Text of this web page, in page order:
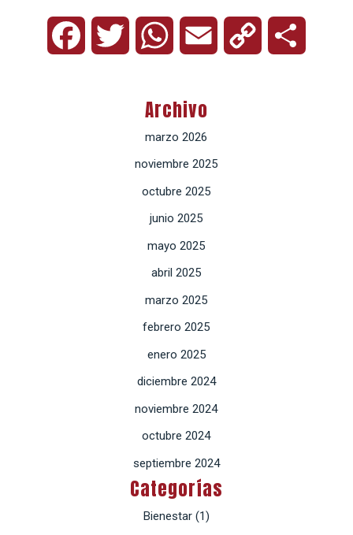
Facebook Twitter WhatsAppEmail Copy
Archivo
marzo 2026
noviembre 2025
octubre 2025
junio 2025
mayo 2025
abril 2025
marzo 2025
febrero 2025
enero 2025
diciembre 2024
noviembre 2024
octubre 2024
septiembre 2024
Categorías
Bienestar(1)